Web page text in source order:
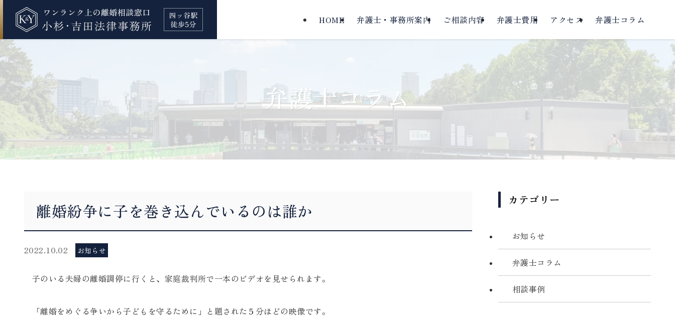
HOME 弁護士・事務所案内 ご相談内容 弁護士費用 アクセス 弁護士コラム
弁護士コラム
離婚紛争に子を巻き込んでいるのは誰か
2022.10.02 お知らせ
子のいる夫婦の離婚調停に行くと、家庭裁判所で一本のビデオを見せられます。
「離婚をめぐる争いから子どもを守るために」と題された５分ほどの映像です。
カテゴリー
お知らせ
弁護士コラム
相談事例